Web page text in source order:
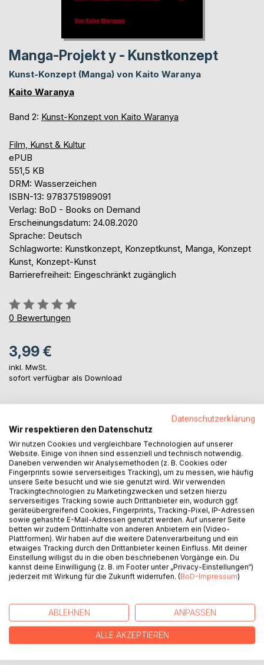
Manga-Projekt y - Kunstkonzept
Kunst-Konzept (Manga) von Kaito Waranya
Kaito Waranya
Band 2: Kunst-Konzept von Kaito Waranya
Film, Kunst & Kultur
ePUB
551,5 KB
DRM: Wasserzeichen
ISBN-13: 9783751989091
Verlag: BoD - Books on Demand
Erscheinungsdatum: 24.08.2020
Sprache: Deutsch
Schlagworte: Kunstkonzept, Konzeptkunst, Manga, Konzept
Kunst, Konzept-Kunst
Barrierefreiheit: Eingeschränkt zugänglich
Bewertung::
0%
0 Bewertungen
3,99 €
inkl. MwSt.
sofort verfügbar als Download
Auf die Merkliste
Titel bewerten
BESCHREIBUNG
bringen und Euch unter anderem auch eines meiner
Konzepte als Beispiel zeigen. Die Konzeptkunst ist zu
Unrecht eine nicht besonders respektierte Kunstrichtung,
da viele das Kunstwerk nicht in Ihrer Komplexität und Ihrer
Datenschutzerklärung
Wir respektieren den Datenschutz
Wir nutzen Cookies und vergleichbare Technologien auf unserer
Website. Einige von ihnen sind essenziell und technisch notwendig.
Daneben verwenden wir Analysemethoden (z. B. Cookies oder
Fingerprints sowie serverseitiges Tracking), um zu messen, wie häufig
unsere Seite besucht und wie sie genutzt wird. Wir verwenden
Trackingtechnologien zu Marketingzwecken und setzen hierzu
serverseitiges Tracking sowie auch Drittanbieter ein, wodurch ggf.
geräteübergreifend Cookies, Fingerprints, Tracking-Pixel, IP-Adressen
sowie gehashte E-Mail-Adressen genutzt werden. Auf unserer Seite
betten wir zudem Drittinhalte von anderen Anbietern ein (Video-
Plattformen). Wir haben auf die weitere Datenverarbeitung und ein
etwaiges Tracking durch den Drittanbieter keinen Einfluss. Mit deiner
Einstellung willigst du in die oben beschriebenen Vorgänge ein. Du
kannst deine Einwilligung (z. B. im Footer unter „Privacy-Einstellungen“)
jederzeit mit Wirkung für die Zukunft widerrufen. (BoD-Impressum)
ABLEHNEN ANPASSEN
ALLE AKZEPTIEREN